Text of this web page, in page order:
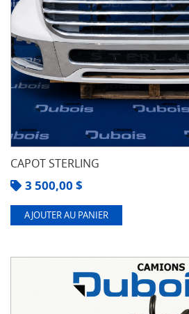
CAPOT STERLING
3 500,00 $
AJOUTER AU PANIER